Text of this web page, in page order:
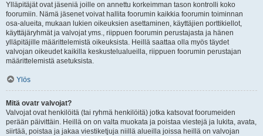
Ylläpitäjät ovat jäseniä joille on annettu korkeimman tason kontrolli koko
foorumiin. Nämä jäsenet voivat hallita foorumin kaikkia foorumin toiminnan
osa-alueita, mukaan lukien oikeuksien asettaminen, käyttäjien porttikiellot,
käyttäjäryhmät ja valvojat yms., riippuen foorumin perustajasta ja hänen
ylläpitäjille määrittelemistä oikeuksista. Heillä saattaa olla myös täydet
valvojan oikeudet kaikilla keskustelualueilla, riippuen foorumin perustajan
määrittelemistä asetuksista.
Ylös
Mitä ovatr valvojat?
Valvojat ovat henkilöitä (tai ryhmä henkilöitä) jotka katsovat foorumeiden
perään päivittäin. Heillä on on valta muokata ja poistaa viestejä ja lukita, avata,
siirtää, poistaa ja jakaa viestiketjuja niillä alueilla joissa heillä on valvojan